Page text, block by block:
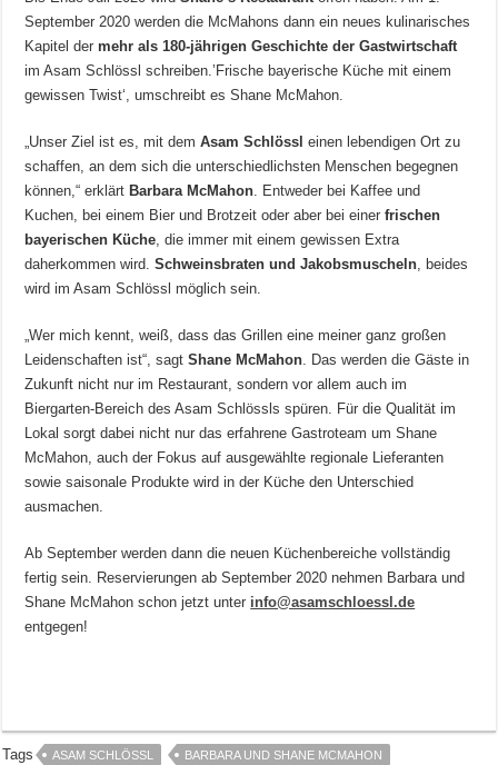
September 2020 werden die McMahons dann ein neues kulinarisches
Kapitel dermehr als 180-jährigen Geschichte der Gastwirtschaft
im Asam Schlössl schreiben.’Frische bayerische Küche mit einem
gewissen Twist‘, umschreibt es Shane McMahon.
„Unser Ziel ist es, mit demAsam Schlössl einen lebendigen Ort zu
schaffen, an dem sich die unterschiedlichsten Menschen begegnen
können,“ erklärt Barbara McMahon. Entweder bei Kaffee und
Kuchen, bei einem Bier und Brotzeit oder aber bei einerfrischen
bayerischen Küche, die immer mit einem gewissen Extra
daherkommen wird.Schweinsbraten und Jakobsmuscheln, beides
wird im Asam Schlössl möglich sein.
„Wer mich kennt, weiß, dass das Grillen eine meiner ganz großen
Leidenschaften ist“, sagtShane McMahon. Das werden die Gäste in
Zukunft nicht nur im Restaurant, sondern vor allem auch im
Biergarten-Bereich des Asam Schlössls spüren. Für die Qualität im
Lokal sorgt dabei nicht nur das erfahrene Gastroteam um Shane
McMahon, auch der Fokus auf ausgewählte regionale Lieferanten
sowie saisonale Produkte wird in der Küche den Unterschied
ausmachen.
Ab September werden dann die neuen Küchenbereiche vollständig
fertig sein. Reservierungen ab September 2020 nehmen Barbara und
Shane McMahon schon jetzt unter info@asamschloessl.de
entgegen!
Tags ASAM SCHLÖSSL
BARBARA UND SHANE MCMAHON